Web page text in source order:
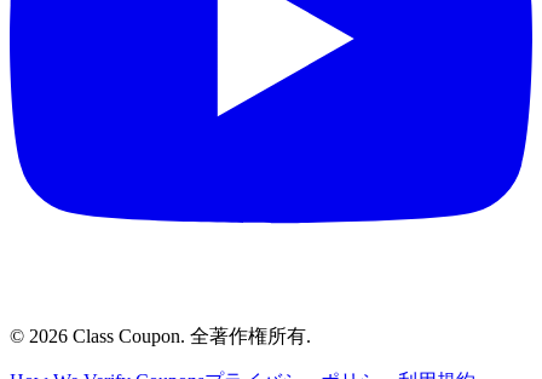
© 2026 Class Coupon. 全著作権所有.